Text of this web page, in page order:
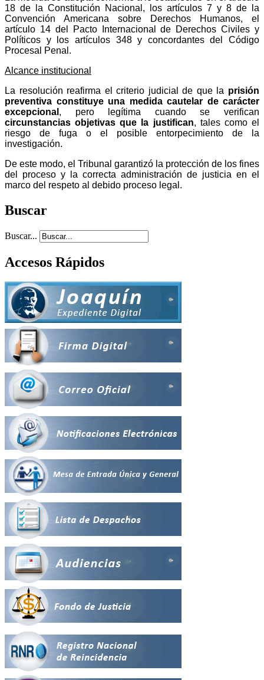
18 de la Constitución Nacional, los artículos 7 y 8 de la
Convención Americana sobre Derechos Humanos, el
artículo 14 del Pacto Internacional de Derechos Civiles y
Políticos y los artículos 348 y concordantes del Código
Procesal Penal.
Alcance institucional
La resolución reafirma el criterio judicial de que la prisión
preventiva constituye una medida cautelar de carácter
excepcional , pero legítima cuando se verifican
circunstancias objetivas que la justifican, tales como el
riesgo de fuga o el posible entorpecimiento de la
investigación.
De este modo, el Tribunal garantizó la protección de los fines
del proceso y la correcta administración de justicia en el
marco del respeto al debido proceso legal.
Buscar
Buscar...
Accesos Rápidos